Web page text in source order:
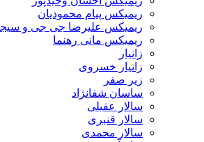
ریمیکس پیام محمودیان
ریمیکس علیرضا جی جی و سیجل
ریمیکس مانی رهنما
زانیار
زانیار خسروی
زیر صفر
ساسان شفانژاد
سالار عقیلی
سالار قنبری
سالار محمدی